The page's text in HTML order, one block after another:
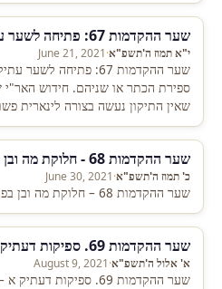
שער ההקדמות 67: פתיחה לשער עתיק
י"א תמוז ה'תשפ"א·
June 21, 2021
שער ההקדמות 67: פתיחה
ספירת הכתר או שניהם. חידוש האר"י
שאין התיקון נעשה בצורה לינארית
שער ההקדמות 68 - חלוקת מה ובן בפרצופי התיקון
כ' תמוז ה'תשפ"א·
June 30, 2021
שער ההקדמות 68 – חלוקת מה ובן בפרצופי התיקון
שער ההקדמות 69. ספיקות דעתיק א - כללות ספיקות
א' אלול ה'תשפ"א·
August 9, 2021
שער ההקדמות 69.